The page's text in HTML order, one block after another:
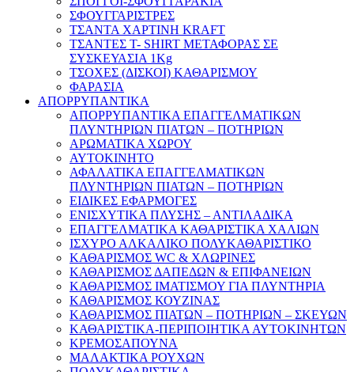
ΣΦΟΥΓΓΑΡΙΣΤΡΕΣ
ΤΣΑΝΤΑ ΧΑΡΤΙΝΗ KRAFT
ΤΣΑΝΤΕΣ T- SHIRT ΜΕΤΑΦΟΡΑΣ ΣΕ
ΣΥΣΚΕΥΑΣΙΑ 1Kg
ΤΣΟΧΕΣ (ΔΙΣΚΟΙ) ΚΑΘΑΡΙΣΜΟΥ
ΦΑΡΑΣΙΑ
ΑΠΟΡΡΥΠΑΝΤΙΚΑ
ΑΠΟΡΡΥΠΑΝΤΙΚΑ ΕΠΑΓΓΕΛΜΑΤΙΚΩΝ
ΠΛΥΝΤΗΡΙΩΝ ΠΙΑΤΩΝ – ΠΟΤΗΡΙΩΝ
ΑΡΩΜΑΤΙΚΑ ΧΩΡΟΥ
ΑΥΤΟΚΙΝΗΤΟ
ΑΦΑΛΑΤΙΚΑ ΕΠΑΓΓΕΛΜΑΤΙΚΩΝ
ΠΛΥΝΤΗΡΙΩΝ ΠΙΑΤΩΝ – ΠΟΤΗΡΙΩΝ
ΕΙΔΙΚΕΣ ΕΦΑΡΜΟΓΕΣ
ΕΝΙΣΧΥΤΙΚΑ ΠΛΥΣΗΣ – ΑΝΤΙΛΑΔΙΚΑ
ΕΠΑΓΓΕΛΜΑΤΙΚΑ ΚΑΘΑΡΙΣΤΙΚΑ ΧΑΛΙΩΝ
ΙΣΧΥΡΟ ΑΛΚΑΛΙΚΟ ΠΟΛΥΚΑΘΑΡΙΣΤΙΚΟ
ΚΑΘΑΡΙΣΜΟΣ WC & ΧΛΩΡΙΝΕΣ
ΚΑΘΑΡΙΣΜΟΣ ΔΑΠΕΔΩΝ & ΕΠΙΦΑΝΕΙΩΝ
ΚΑΘΑΡΙΣΜΟΣ ΙΜΑΤΙΣΜΟΥ ΓΙΑ ΠΛΥΝΤΗΡΙΑ
ΚΑΘΑΡΙΣΜΟΣ ΚΟΥΖΙΝΑΣ
ΚΑΘΑΡΙΣΜΟΣ ΠΙΑΤΩΝ – ΠΟΤΗΡΙΩΝ – ΣΚΕΥΩΝ
ΚΑΘΑΡΙΣΤΙΚΑ-ΠΕΡΙΠΟΙΗΤΙΚΑ ΑΥΤΟΚΙΝΗΤΩΝ
ΚΡΕΜΟΣΑΠΟΥΝΑ
ΜΑΛΑΚΤΙΚΑ ΡΟΥΧΩΝ